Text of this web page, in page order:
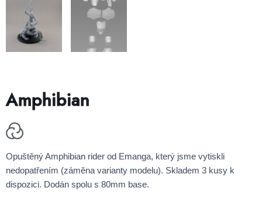
Amphibian
Opuštěný Amphibian rider od Emanga, který jsme vytiskli
nedopatřením (záměna varianty modelu). Skladem 3 kusy k
dispozici. Dodán spolu s 80mm base.